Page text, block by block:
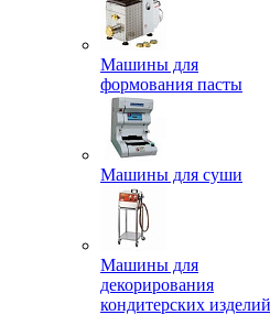
Машины для
формования пасты
Машины для суши
Машины для
декорирования
кондитерских изделий